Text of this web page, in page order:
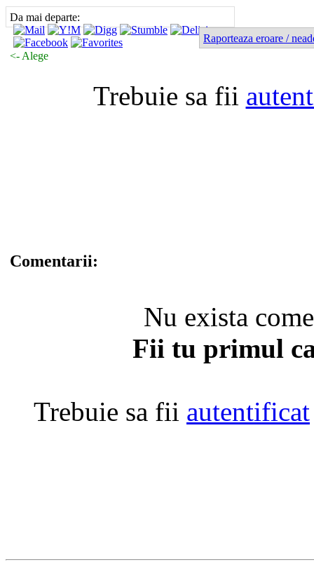
Da mai departe:
<- Alege
Raporteaza eroare /
Trebuie sa fii
Comentarii:
Nu exista
Fii tu primul
Trebuie sa fii autentificat